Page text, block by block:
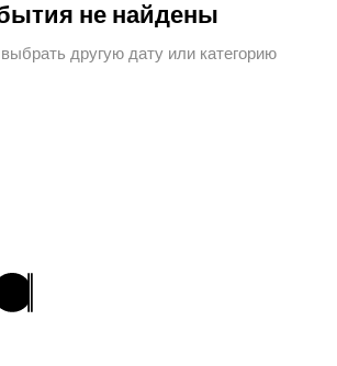
не найдены
другую дату или категорию